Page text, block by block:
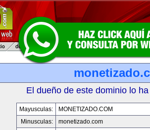
El dueño de este dominio lo
Mayusculas:
MONETIZADO.COM
Minusculas:
monetizado.com